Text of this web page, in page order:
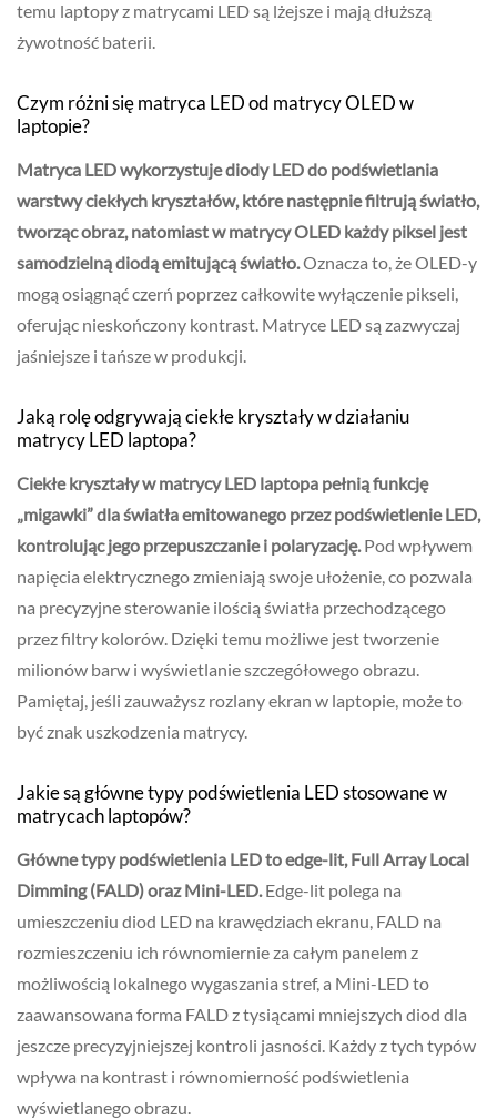
temu laptopy z matrycami LED są lżejsze i mają dłuższą
żywotność baterii.
Czym różni się matryca LED od matrycy OLED w
laptopie?
Matryca LED wykorzystuje diody LED do podświetlania
warstwy ciekłych kryształów, które następnie filtrują światło,
tworząc obraz, natomiast w matrycy OLED każdy piksel jest
samodzielną diodą emitującą światło.Oznacza to, że OLED-y
mogą osiągnąć czerń poprzez całkowite wyłączenie pikseli,
oferując nieskończony kontrast. Matryce LED są zazwyczaj
jaśniejsze i tańsze w produkcji.
Jaką rolę odgrywają ciekłe kryształy w działaniu
matrycy LED laptopa?
Ciekłe kryształy w matrycy LED laptopa pełnią funkcję
„migawki” dla światła emitowanego przez podświetlenie LED,
kontrolując jego przepuszczanie i polaryzację.Pod wpływem
napięcia elektrycznego zmieniają swoje ułożenie, co pozwala
na precyzyjne sterowanie ilością światła przechodzącego
przez filtry kolorów. Dzięki temu możliwe jest tworzenie
milionów barw i wyświetlanie szczegółowego obrazu.
Pamiętaj, jeśli zauważysz rozlany ekran w laptopie, może to
być znak uszkodzenia matrycy.
Jakie są główne typy podświetlenia LED stosowane w
matrycach laptopów?
Główne typy podświetlenia LED to edge-lit, Full Array Local
Dimming (FALD) oraz Mini-LED.Edge-lit polega na
umieszczeniu diod LED na krawędziach ekranu, FALD na
rozmieszczeniu ich równomiernie za całym panelem z
możliwością lokalnego wygaszania stref, a Mini-LED to
zaawansowana forma FALD z tysiącami mniejszych diod dla
jeszcze precyzyjniejszej kontroli jasności. Każdy z tych typów
wpływa na kontrast i równomierność podświetlenia
wyświetlanego obrazu.